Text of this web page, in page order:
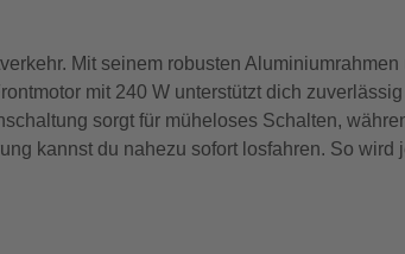
Mit seinem robusten
mit 240 W unterstützt dich
sorgt für müheloses Schalten,
kannst du nahezu sofort losfahren. So wird